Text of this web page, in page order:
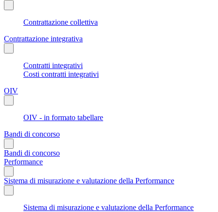
Contrattazione collettiva
Contrattazione integrativa
Contratti integrativi
Costi contratti integrativi
OIV
OIV - in formato tabellare
Bandi di concorso
Bandi di concorso
Performance
Sistema di misurazione e valutazione della Performance
Sistema di misurazione e valutazione della Performance